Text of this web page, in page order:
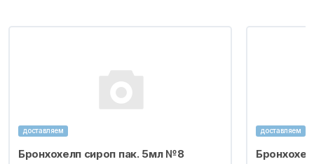
доставляем
Бронхохелп сироп пак. 5мл №8
доставляем